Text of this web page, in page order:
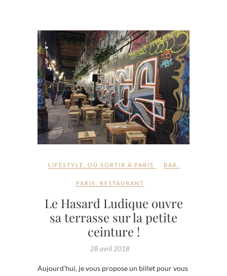
LIFESTYLE OÙ SORTIR À PARIS BAR
PARIS RESTAURANT
Le Hasard Ludique ouvre
sa terrasse sur la petite
ceinture !
28 avril 2018
Aujourd’hui, je vous propose un billet pour vous